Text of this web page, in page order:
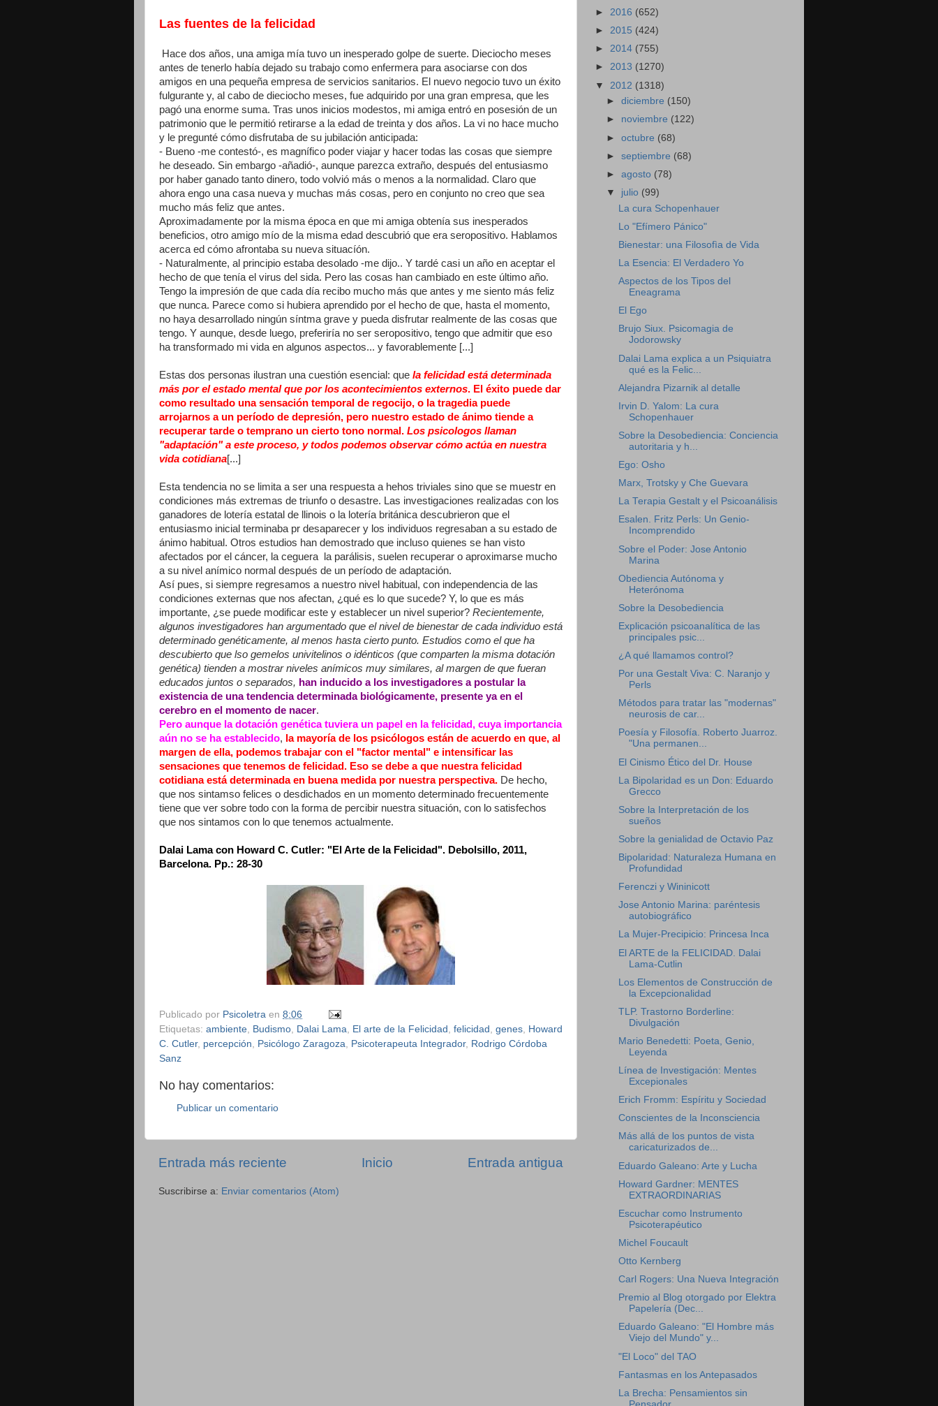
Las fuentes de la felicidad
Hace dos años, una amiga mía tuvo un inesperado golpe de suerte. Dieciocho meses
antes de tenerlo había dejado su trabajo como enfermera para asociarse con dos
amigos en una pequeña empresa de servicios sanitarios. El nuevo negocio tuvo un éxito
fulgurante y, al cabo de dieciocho meses, fue adquirido por una gran empresa, que les
pagó una enorme suma. Tras unos inicios modestos, mi amiga entró en posesión de un
patrimonio que le permitió retirarse a la edad de treinta y dos años. La vi no hace mucho
y le pregunté cómo disfrutaba de su jubilación anticipada:
- Bueno -me contestó-, es magnífico poder viajar y hacer todas las cosas que siempre
he deseado. Sin embargo -añadió-, aunque parezca extraño, después del entusiasmo
por haber ganado tanto dinero, todo volvió más o menos a la normalidad. Claro que
ahora engo una casa nueva y muchas más cosas, pero en conjunto no creo que sea
mucho más feliz que antes.
Aproximadamente por la misma época en que mi amiga obtenía sus inesperados
beneficios, otro amigo mío de la misma edad descubrió que era seropositivo. Hablamos
acerca ed cómo afrontaba su nueva situacíón.
- Naturalmente, al principio estaba desolado -me dijo.. Y tardé casi un año en aceptar el
hecho de que tenía el virus del sida. Pero las cosas han cambiado en este último año.
Tengo la impresión de que cada día recibo mucho más que antes y me siento más feliz
que nunca. Parece como si hubiera aprendido por el hecho de que, hasta el momento,
no haya desarrollado ningún síntma grave y pueda disfrutar realmente de las cosas que
tengo. Y aunque, desde luego, preferiría no ser seropositivo, tengo que admitir que eso
ha transformado mi vida en algunos aspectos... y favorablemente [...]
Estas dos personas ilustran una cuestión esencial: que la felicidad está determinada
más por el estado mental que por los acontecimientos externos. El éxito puede dar
como resultado una sensación temporal de regocijo, o la tragedia puede
arrojarnos a un período de depresión, pero nuestro estado de ánimo tiende a
recuperar tarde o temprano un cierto tono normal. Los psicologos llaman
"adaptación" a este proceso, y todos podemos observar cómo actúa en nuestra
vida cotidiana[...]
Esta tendencia no se limita a ser una respuesta a hehos triviales sino que se muestr en
condiciones más extremas de triunfo o desastre. Las investigaciones realizadas con los
ganadores de lotería estatal de llinois o la lotería británica descubrieron que el
entusiasmo inicial terminaba pr desaparecer y los individuos regresaban a su estado de
ánimo habitual. Otros estudios han demostrado que incluso quienes se han visto
afectados por el cáncer, la ceguera la parálisis, suelen recuperar o aproximarse mucho
a su nivel anímico normal después de un período de adaptación.
Así pues, si siempre regresamos a nuestro nivel habitual, con independencia de las
condiciones externas que nos afectan, ¿qué es lo que sucede? Y, lo que es más
importante, ¿se puede modificar este y establecer un nivel superior? Recientemente,
algunos investigadores han argumentado que el nivel de bienestar de cada individuo está
determinado genéticamente, al menos hasta cierto punto. Estudios como el que ha
descubierto que lso gemelos univitelinos o idénticos (que comparten la misma dotación
genética) tienden a mostrar niveles anímicos muy similares, al margen de que fueran
educados juntos o separados, han inducido a los investigadores a postular la
existencia de una tendencia determinada biológicamente, presente ya en el
cerebro en el momento de nacer.
Pero aunque la dotación genética tuviera un papel en la felicidad, cuya importancia
aún no se ha establecido, la mayoría de los psicólogos están de acuerdo en que, al
margen de ella, podemos trabajar con el "factor mental" e intensificar las
sensaciones que tenemos de felicidad. Eso se debe a que nuestra felicidad
cotidiana está determinada en buena medida por nuestra perspectiva. De hecho,
que nos sintamso felices o desdichados en un momento determinado frecuentemente
tiene que ver sobre todo con la forma de percibir nuestra situación, con lo satisfechos
que nos sintamos con lo que tenemos actualmente.
Dalai Lama con Howard C. Cutler: "El Arte de la Felicidad". Debolsillo, 2011,
Barcelona. Pp.: 28-30
Publicado por Psicoletra en 8:06
Etiquetas: ambiente Budismo Dalai Lama El arte de la Felicidad felicidad genes Howard
C. Cutler, percepción Psicólogo Zaragoza Psicoterapeuta Integrador, Rodrigo Córdoba
Sanz
No hay comentarios:
Publicar un comentario
Entrada más reciente Entrada antigua
Inicio
Suscribirse a: Enviar comentarios (Atom)
► 2016 (652)
► 2015 (424)
► 2014 (755)
► 2013 (1270)
▼ 2012 (1318)
►diciembre (150)
► noviembre (122)
►octubre (68)
►septiembre (68)
►agosto (78)
▼ julio (99)
La cura Schopenhauer
Lo "Efímero Pánico"
Bienestar: una Filosofìa de Vida
La Esencia: El Verdadero Yo
Aspectos de los Tipos del
Eneagrama
El Ego
Brujo Siux. Psicomagia de
Jodorowsky
Dalai Lama explica a un Psiquiatra
qué es la Felic...
Alejandra Pizarnik al detalle
Irvin D. Yalom: La cura
Schopenhauer
Sobre la Desobediencia: Conciencia
autoritaria y h...
Ego: Osho
Marx, Trotsky y Che Guevara
La Terapia Gestalt y el Psicoanálisis
Esalen. Fritz Perls: Un Genio-
Incomprendido
Sobre el Poder: Jose Antonio
Marina
Obediencia Autónoma y
Heterónoma
Sobre la Desobediencia
Explicación psicoanalítica de las
principales psic...
¿A qué llamamos control?
Por una Gestalt Viva: C. Naranjo y
Perls
Métodos para tratar las "modernas"
neurosis de car...
Poesía y Filosofía. Roberto Juarroz.
"Una permanen...
El Cinismo Ético del Dr. House
La Bipolaridad es un Don: Eduardo
Grecco
Sobre la Interpretación de los
sueños
Sobre la genialidad de Octavio Paz
Bipolaridad: Naturaleza Humana en
Profundidad
Ferenczi y Wininicott
Jose Antonio Marina: paréntesis
autobiográfico
La Mujer-Precipicio: Princesa Inca
El ARTE de la FELICIDAD. Dalai
Lama-Cutlin
Los Elementos de Construcción de
la Excepcionalidad
TLP. Trastorno Borderline:
Divulgación
Mario Benedetti: Poeta, Genio,
Leyenda
Línea de Investigación: Mentes
Excepionales
Erich Fromm: Espíritu y Sociedad
Conscientes de la Inconsciencia
Más allá de los puntos de vista
caricaturizados de...
Eduardo Galeano: Arte y Lucha
Howard Gardner: MENTES
EXTRAORDINARIAS
Escuchar como Instrumento
Psicoterapéutico
Michel Foucault
Otto Kernberg
Carl Rogers: Una Nueva Integración
Premio al Blog otorgado por Elektra
Papelería (Dec...
Eduardo Galeano: "El Hombre más
Viejo del Mundo" y...
"El Loco" del TAO
Fantasmas en los Antepasados
La Brecha: Pensamientos sin